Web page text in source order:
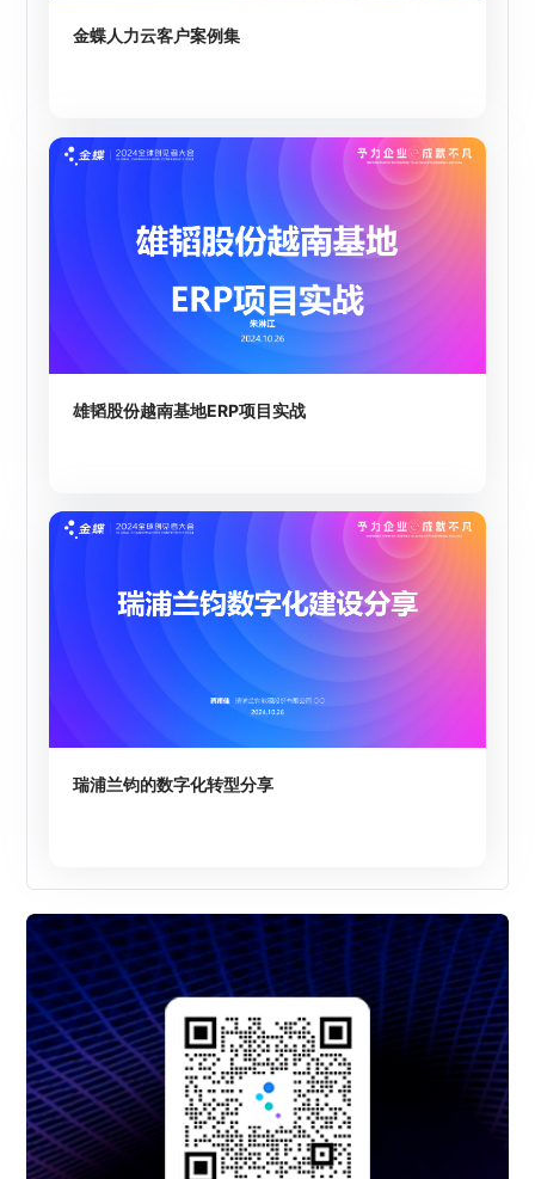
金蝶人力云客户案例集
雄韬股份越南基地ERP项目实战
瑞浦兰钧的数字化转型分享